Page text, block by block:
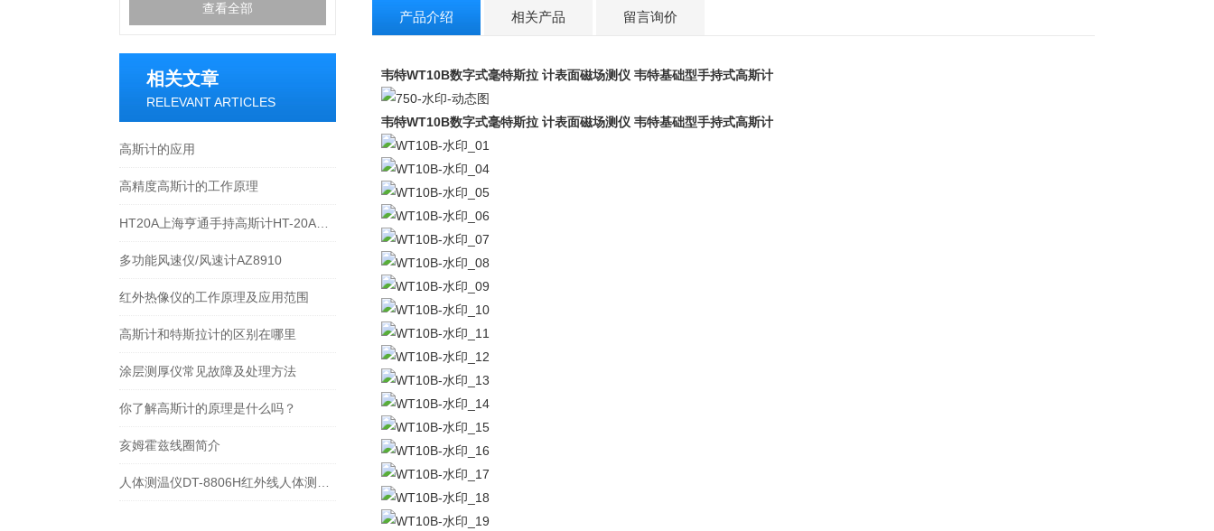
查看全部
相关文章
RELEVANT ARTICLES
高斯计的应用
高精度高斯计的工作原理
多功能风速仪/风速计AZ8910
红外热像仪的工作原理及应用范围
高斯计和特斯拉计的区别在哪里
涂层测厚仪常见故障及处理方法
你了解高斯计的​原理是什么吗？
亥姆霍兹线圈简介
产品介绍 相关产品 留言询价
韦特WT10B数字式毫特斯拉 计表面磁场测仪 韦特基础型手持式高斯计
韦特WT10B数字式毫特斯拉 计表面磁场测仪 韦特基础型手持式高斯计